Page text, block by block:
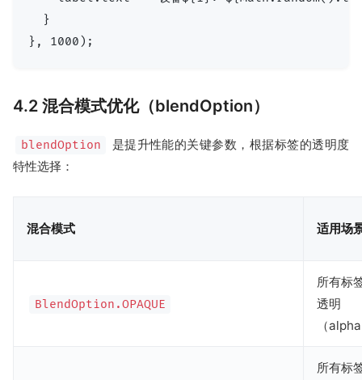
  }
4.2 混合模式优化（blendOption）
blendOption
是提升性能的关键参数，根据标签的透明度
特性选择：
混合模式 适用场
BlendOption.OPAQUE
所有标
透明
（
所有标